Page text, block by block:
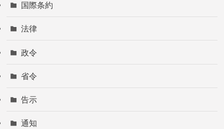
国際条約
法律
政令
省令
告示
通知